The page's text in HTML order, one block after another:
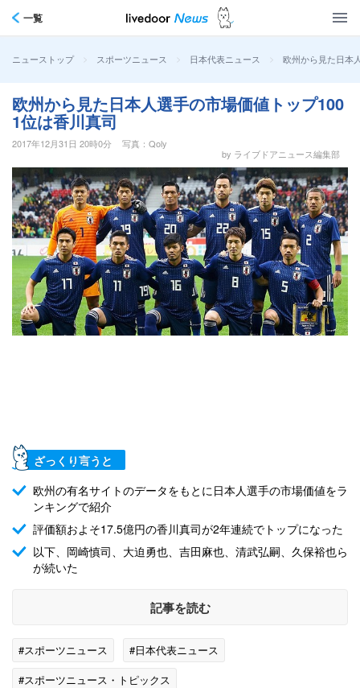
一覧
ニューストップ > スポーツニュース > 日本代表ニュース > 欧州から見た日本
欧州から見た日本人選手の市場価値トップ100
1位は香川真司
2017年12月31日 20時0分
写真：Qoly
by ライブドアニュース編集部
ざっくり言うと
欧州の有名サイトのデータをもとに日本人選手の市場価値をラ
ンキングで紹介
評価額およそ17.5億円の香川真司が2年連続でトップになった
以下、岡崎慎司、大迫勇也、吉田麻也、清武弘嗣、久保裕也ら
が続いた
記事を読む
#スポーツニュース
#日本代表ニュース
#スポーツニュース・トピックス